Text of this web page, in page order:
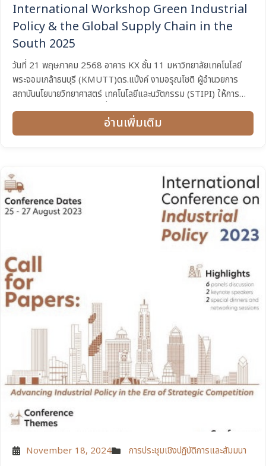
International Workshop Green Industrial
Policy & the Global Supply Chain in the
South 2025
วันที่ 21 พฤษภาคม 2568 อาคาร KX ชั้น 11 มหาวิทยาลัยเทคโนโลยี
พระจอมเกล้าธนบุรี (KMUTT)ดร.แบ๊งค์ งามอรุณโชติ ผู้อำนวยการ
สถาบันนโยบายวิทยาศาสตร์ เทคโนโลยีและนวัตกรรม (STIPI) ให้การ
ต้อนรับนักวิชาการนานาชาติที่เข้าร่วมการประชุมเชิงปฏิบัติการ หัวข้อ ”
International Workshop Green...
อ่านเพิ่มเติม
November 18, 2024 การประชุมเชิงปฏิบัติการและสัมมนา